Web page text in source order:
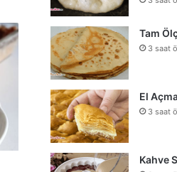
Tam
3 saat
El
3 saat
Kahve